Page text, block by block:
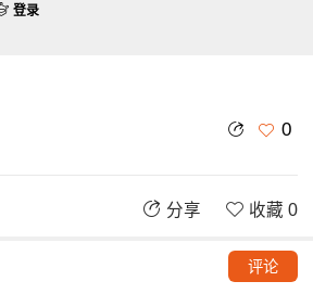
0
分享 收藏 0
评论
登录